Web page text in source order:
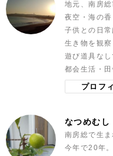
地元、南房
夜空・海の香
子供との日
生き物を観
遊び道具な
都会生活・
プロフ
なつめむし
南房総で生
今年で20年